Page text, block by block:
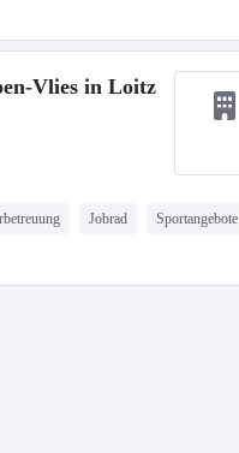
Vlies in Loitz
Jobrad Sportangebote